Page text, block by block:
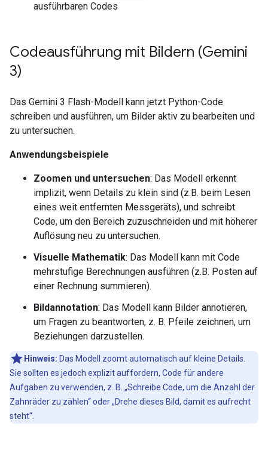
ausführbaren Codes
Codeausführung mit Bildern (Gemini
3)
Das Gemini 3 Flash-Modell kann jetzt Python-Code
schreiben und ausführen, um Bilder aktiv zu bearbeiten und
zu untersuchen.
Anwendungsbeispiele
Zoomen und untersuchen: Das Modell erkennt
implizit, wenn Details zu klein sind (z.B. beim Lesen
eines weit entfernten Messgeräts), und schreibt
Code, um den Bereich zuzuschneiden und mit höherer
Auflösung neu zu untersuchen.
Visuelle Mathematik: Das Modell kann mit Code
mehrstufige Berechnungen ausführen (z.B. Posten auf
einer Rechnung summieren).
Bildannotation: Das Modell kann Bilder annotieren,
um Fragen zu beantworten, z. B. Pfeile zeichnen, um
Beziehungen darzustellen.
Hinweis: Das Modell zoomt automatisch auf kleine Details.
Sie sollten es jedoch explizit auffordern, Code für andere
Aufgaben zu verwenden, z. B. „Schreibe Code, um die Anzahl der
Zahnräder zu zählen“ oder „Drehe dieses Bild, damit es aufrecht
steht“.